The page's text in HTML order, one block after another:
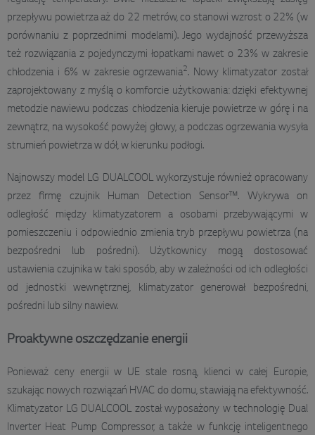
przepływu powietrza aż do 22 metrów, co stanowi wzrost o 22% (w
porównaniu z poprzednimi modelami). Jego wydajność przewyższa
też rozwiązania z pojedynczymi łopatkami nawet o 23% w zakresie
chłodzenia i 6% w zakresie ogrzewania2. Nowy klimatyzator został
zaprojektowany z myślą o komforcie użytkowania: dzięki efektywnej
metodzie nawiewu podczas chłodzenia kieruje powietrze w górę i na
zewnątrz, na wysokość powyżej głowy, a podczas ogrzewania wysyła
strumień powietrza w dół, w kierunku podłogi.
Najnowszy model LG DUALCOOL wykorzystuje również opracowany
przez firmę czujnik Human Detection Sensor™. Wykrywa on
odległość między klimatyzatorem a osobami przebywającymi w
pomieszczeniu i odpowiednio zmienia tryb przepływu powietrza (na
bezpośredni lub pośredni). Użytkownicy mogą dostosować
ustawienia czujnika w taki sposób, aby w zależności od ich odległości
od jednostki wewnętrznej, klimatyzator generował bezpośredni,
pośredni lub silny nawiew.
Proaktywne oszczędzanie energii
Ponieważ ceny energii w UE stale rosną, klienci w całej Europie,
szukając nowych rozwiązań HVAC do domu, stawiają na efektywność.
Klimatyzator LG DUALCOOL został wyposażony w technologię Dual
Inverter Heat Pump Compressor, a także w funkcję inteligentnego